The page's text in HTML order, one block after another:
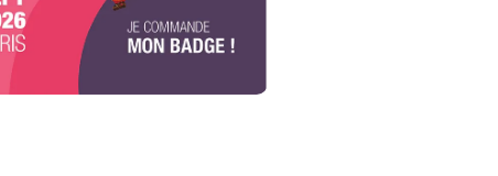
invités
Plateaux repas/box